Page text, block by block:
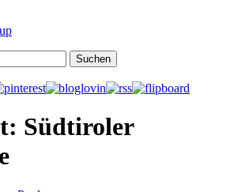
Südtiroler